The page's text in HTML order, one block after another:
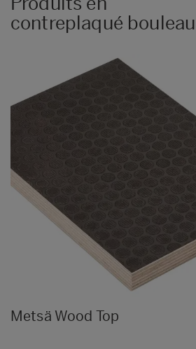
contreplaqué bouleau
Metsä Wood Top